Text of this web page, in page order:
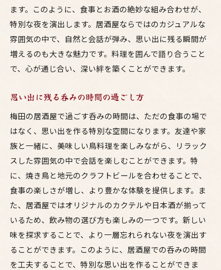
ます。このように、食事とお酒の絶妙な組み合わせが、
特別な夜を演出します。居酒屋ならではのカジュアルな
雰囲気の中で、自然と会話が弾み、思い出に残る瞬間が
増えるのも大きな魅力です。料理を囲んで語り合うこと
で、心が通じ合い、深い絆を築くことができます。
思い出に残る呑みの時間の過ごし方
梅田の居酒屋で過ごす呑みの時間は、ただの食事の場で
はなく、思い出を作る特別な空間になります。友達や家
族と一緒に、美味しい鳥料理を楽しみながら、リラック
スした雰囲気の中で会話を楽しむことができます。特
に、焼き鳥と地元のクラフトビールを合わせることで、
食事の楽しさが増し、より豊かな体験を提供します。ま
た、居酒屋ではオリジナルのカクテルや日本酒が揃って
いるため、飲み物の選び方も楽しみの一つです。新しい
味を探求することで、より一層忘れられない夜を演出す
ることができます。このように、居酒屋での呑みの時間
を工夫することで、特別な思い出を作ることができま